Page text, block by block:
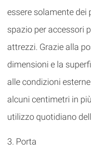
essere solamente
spazio per accessori
attrezzi. Grazie alla
dimensioni e la
alle condizioni
alcuni centimetri in
utilizzo quotidiano
3. Porta